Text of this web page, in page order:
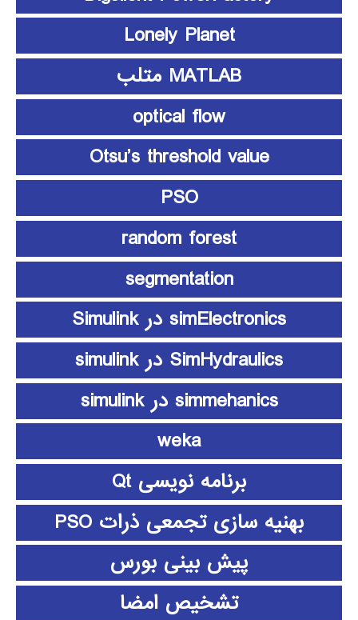
Lonely Planet
MATLAB متلب
optical flow
Otsu’s threshold value
PSO
random forest
segmentation
simElectronics در Simulink
SimHydraulics در simulink
simmehanics در simulink
weka
برنامه نویسی Qt
بهنیه سازی تجمعی ذرات PSO
پیش بینی بورس
تشخیص امضا